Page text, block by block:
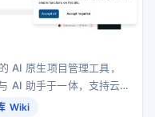
AI 原生项目管理工具，
AI 助手于一体，支持云
Wiki